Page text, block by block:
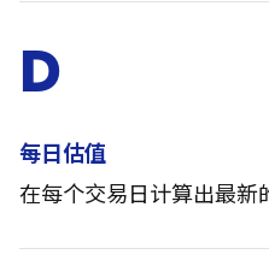
D
每日估值
在每个交易日计算出最新